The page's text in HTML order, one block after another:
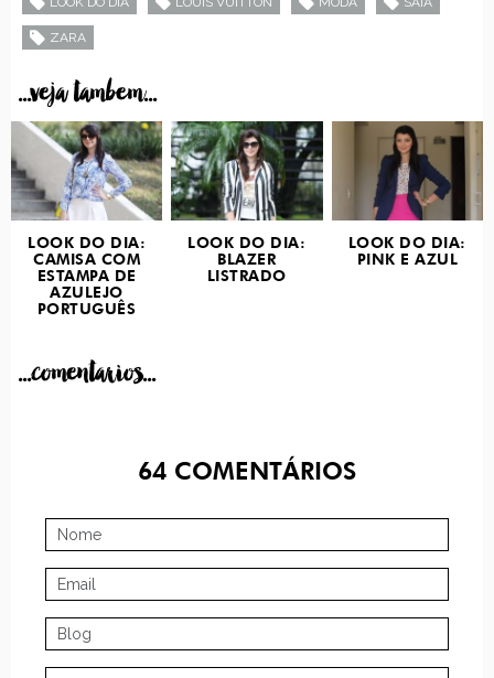
ZARA
...veja tambem...
LOOK DO DIA:
CAMISA COM
ESTAMPA DE
AZULEJO
PORTUGUÊS
LOOK DO DIA:
BLAZER
LISTRADO
LOOK DO DIA:
PINK E AZUL
...comentarios...
64 COMENTÁRIOS